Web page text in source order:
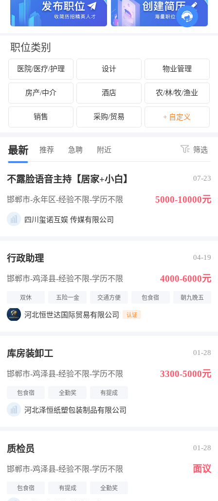
职位类别
医院/医疗/护理 设计 物业管理
房产/中介 酒店 农/林/牧/渔业
销售 采购/贸易 + 自定义
最新 推荐 急聘 附近 筛选
不露脸语音主持【居家+小白】 07-23
邯郸市-永年区-经验不限-学历不限 5000-10000元
四川玺诺互娱 传媒有限公司
行政助理 04-19
邯郸市-鸡泽县-经验不限-学历不限 4000-6000元
双休 五险一金 交通方便 包食宿 朝九晚五
河北恒世达国际贸易有限公司 认证
库房装卸工 01-28
邯郸市-鸡泽县-经验不限-学历不限 3300-5000元
包食宿 全勤奖 有提成
河北泽恒纸塑包装制品有限公司
质检员 01-28
邯郸市-鸡泽县-经验不限-学历不限 面议
包食宿 有提成 全勤奖